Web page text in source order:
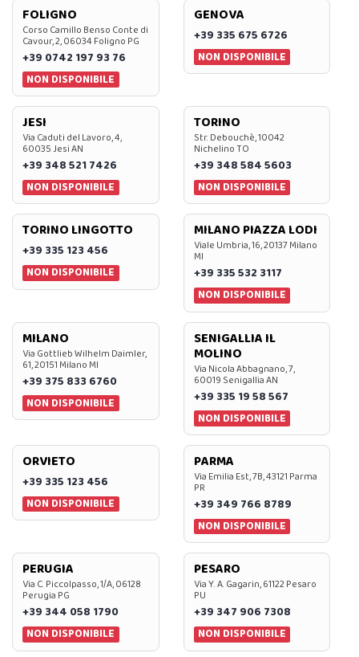
FOLIGNO
Corso Camillo Benso Conte di
Cavour, 2, 06034 Foligno PG
+39 0742 197 93 76
NON DISPONIBILE
GENOVA
+39 335 675 6726
NON DISPONIBILE
JESI
Via Caduti del Lavoro, 4,
60035 Jesi AN
+39 348 521 7426
NON DISPONIBILE
TORINO
Str. Debouchè, 10042
Nichelino TO
+39 348 584 5603
NON DISPONIBILE
TORINO LINGOTTO
+39 335 123 456
NON DISPONIBILE
MILANO PIAZZA LODI
Viale Umbria, 16, 20137 Milano
MI
+39 335 532 3117
NON DISPONIBILE
MILANO
Via Gottlieb Wilhelm Daimler,
61, 20151 Milano MI
+39 375 833 6760
NON DISPONIBILE
SENIGALLIA IL
MOLINO
Via Nicola Abbagnano, 7,
60019 Senigallia AN
+39 335 19 58 567
NON DISPONIBILE
ORVIETO
+39 335 123 456
NON DISPONIBILE
PARMA
Via Emilia Est, 7B, 43121 Parma
PR
+39 349 766 8789
NON DISPONIBILE
PERUGIA
Via C. Piccolpasso, 1/A, 06128
Perugia PG
+39 344 058 1790
NON DISPONIBILE
PESARO
Via Y. A. Gagarin, 61122 Pesaro
PU
+39 347 906 7308
NON DISPONIBILE